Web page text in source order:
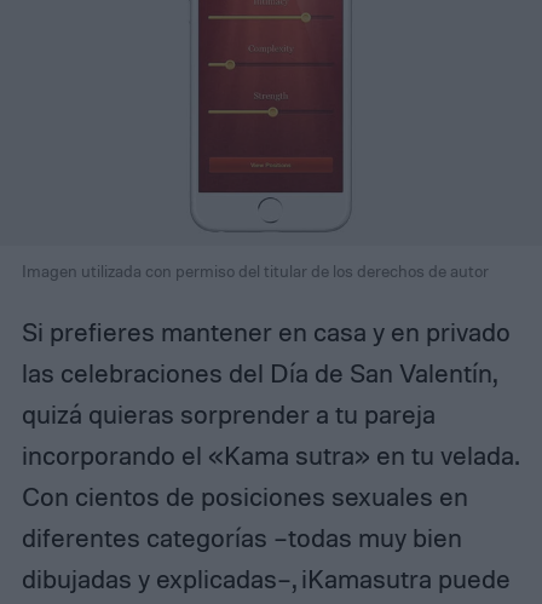
Imagen utilizada con permiso del titular de los derechos de autor
Si prefieres mantener en casa y en privado
las celebraciones del Día de San Valentín,
quizá quieras sorprender a tu pareja
incorporando el «Kama sutra» en tu velada.
Con cientos de posiciones sexuales en
diferentes categorías –todas muy bien
dibujadas y explicadas–, iKamasutra puede